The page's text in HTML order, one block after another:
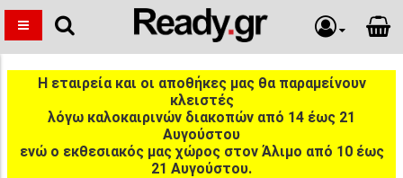
Η εταιρεία και οι αποθήκες μας θα παραμείνουν
κλειστές
λόγω καλοκαιρινών διακοπών από 14 έως 21
Αυγούστου
ενώ ο εκθεσιακός μας χώρος στον Άλιμο από 10 έως
21 Αυγούστου.